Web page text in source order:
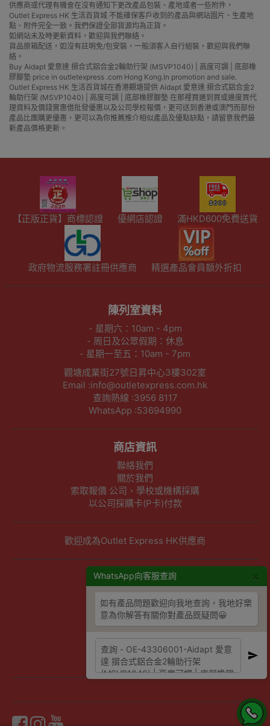
供應商或代理有機會在沒有通知下更改產品包裝、產地或者一些附件，
Outlet Express HK 生活百貨城 不能確保客戶收到的產品與網站圖片、生產地
點、附件完全一致。我們保證全部貨源均為正貨。
如網站未及時更新資料，歡迎與我們聯絡。
貨品原箱配送，如沒有註明免/包安裝，一般須客人自行組裝，歡迎與我們聯
絡。
Buy Aidapt 愛意達 摺合式鋁合金2輪助行架 (MSVP1040) | 高度可調 | 底部橡
膠腳墊 price in outletexpress .com Hong Kong.In promotion and sale.
Outlet Express HK 生活百貨城在香港觀塘提供 Aidapt 愛意達 摺合式鋁合金2
輪助行架 (MSVP1040) | 高度可調 | 底部橡膠腳墊 在那裡買邊到買或邊度買代
理資料及價錢實惠借批發優惠以及公司學校報價，更可送到香港或澳門而部份
產品比團購更優惠，更可以為你推薦推介相似產品及優點缺點，請留意我們最
新產品價格更新。
WhatsApp向客服查詢
如有產品問題歡迎向我地查詢，我地好樂
意為你解答有關你對產品既疑問😀
【正版正貨】商標認證 優網店認證 滿HKD600免費送貨
政府物流服務署註冊供應商 精選產品會員額外折扣
陳列室資料
- 星期六：10am - 4pm
- 周日及公眾假期：休息
- 星期一至五：10am - 7pm
觀塘成業街27號日昇中心3樓302室
Email :info@outletexpress.com.hk
查詢熱線 :3956 8117
WhatsApp :53694990
商店資訊
聯絡我們
關於我們
索取報價 公司、學校或機構採購
以公司採購卡(P卡)付款
歡迎成為Outlet Express HK供應商
其他資訊
隱私權及條款聲明
保養條款及更換政策
條款及細則
網站地圖